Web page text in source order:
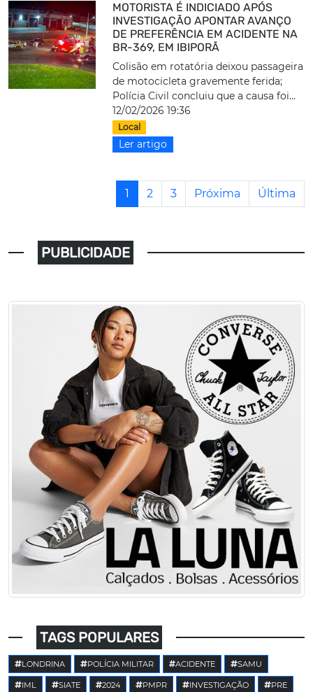
MOTORISTA É INDICIADO APÓS
INVESTIGAÇÃO APONTAR AVANÇO
DE PREFERÊNCIA EM ACIDENTE NA
BR-369, EM IBIPORÃ
Colisão em rotatória deixou passageira
de motocicleta gravemente ferida;
Polícia Civil concluiu que a causa foi...
12/02/2026 19:36
Local
Ler artigo
1 2 3 Próxima Última
PUBLICIDADE
TAGS POPULARES
LONDRINA POLÍCIA MILITAR ACIDENTE SAMU
IML SIATE 2024 PMPR INVESTIGAÇÃO PRE